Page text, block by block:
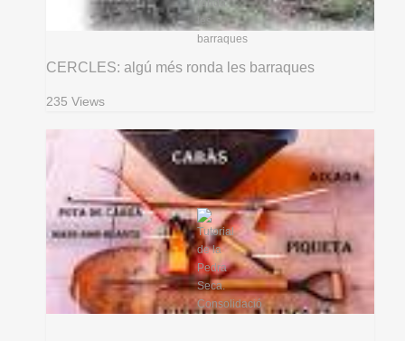
CERCLES: algú més ronda les barraques
235 Views